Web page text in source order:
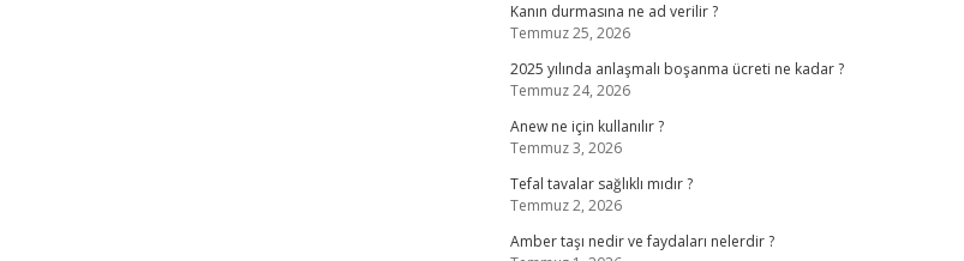
Kanın durmasına ne ad verilir ?
Temmuz 25, 2026
2025 yılında anlaşmalı boşanma ücreti ne kadar ?
Temmuz 24, 2026
Anew ne için kullanılır ?
Temmuz 3, 2026
Tefal tavalar sağlıklı mıdır ?
Temmuz 2, 2026
Amber taşı nedir ve faydaları nelerdir ?